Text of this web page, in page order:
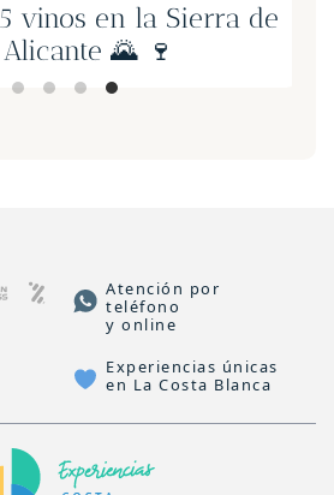
vinos en la Sierra de
🌄 🍷
Atención por
teléfono
y online
Experiencias únicas
en La Costa Blanca